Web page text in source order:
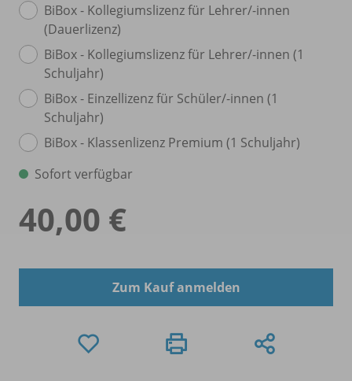
BiBox - Kollegiumslizenz für Lehrer/-innen
(Dauerlizenz)
BiBox - Kollegiumslizenz für Lehrer/-innen (1
Schuljahr)
BiBox - Einzellizenz für Schüler/-innen (1
Schuljahr)
BiBox - Klassenlizenz Premium (1 Schuljahr)
Sofort verfügbar
40,00 €
Zum Kauf anmelden